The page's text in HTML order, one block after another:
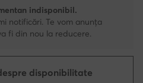
indisponibil.
notificări. Te vom anunța
fi din nou la reducere.
disponibilitate